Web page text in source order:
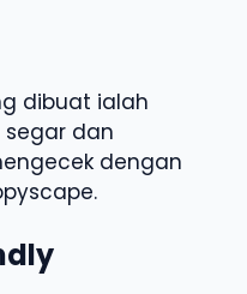
dibuat ialah
segar dan
dengan